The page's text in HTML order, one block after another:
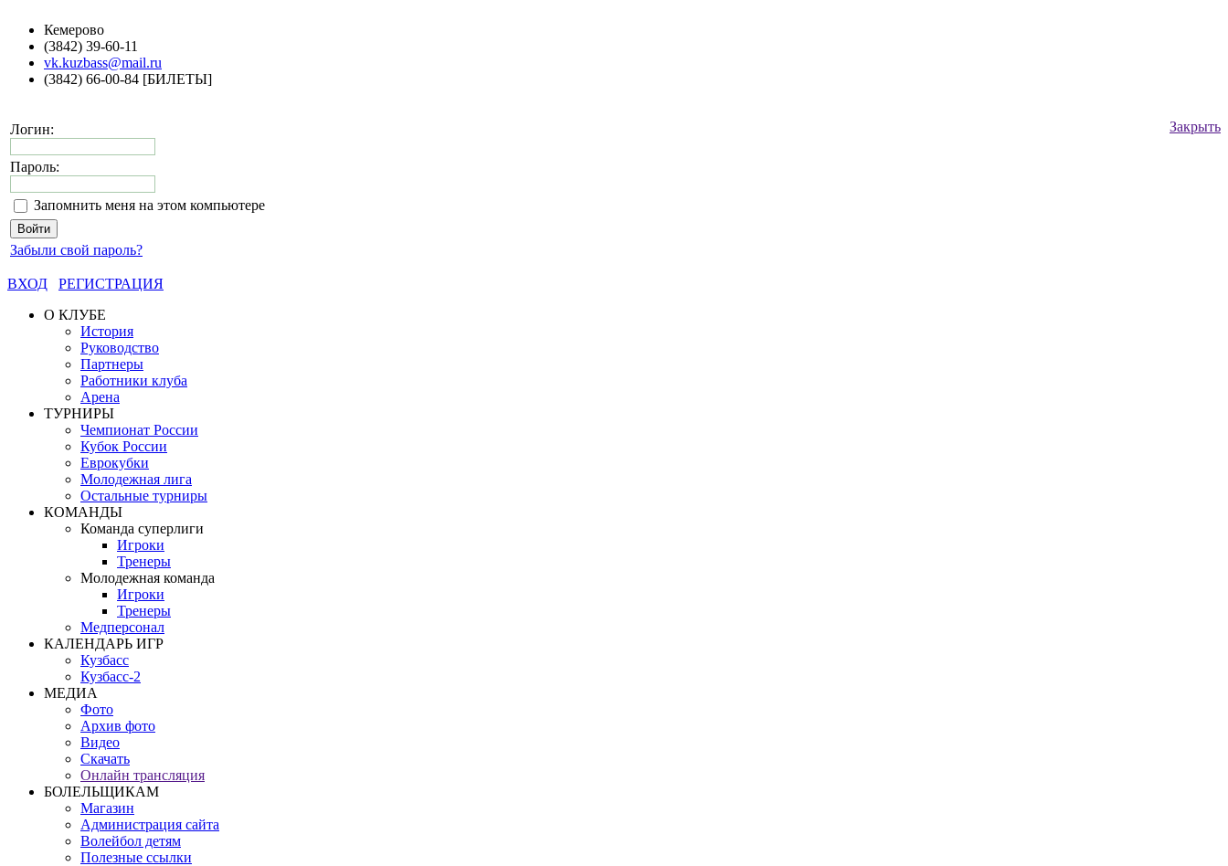
Кемерово
(3842) 39-60-11
vk.kuzbass@mail.ru
(3842) 66-00-84 [БИЛЕТЫ]
Закрыть
Логин:
Пароль:
Запомнить меня на этом компьютере
Забыли свой пароль?
ВХОД
РЕГИСТРАЦИЯ
О КЛУБЕ
История
Руководство
Партнеры
Работники клуба
Арена
ТУРНИРЫ
Чемпионат России
Кубок России
Еврокубки
Молодежная лига
Остальные турниры
КОМАНДЫ
Команда суперлиги
Игроки
Тренеры
Молодежная команда
Игроки
Тренеры
Медперсонал
КАЛЕНДАРЬ ИГР
Кузбасс
Кузбасс-2
МЕДИА
Фото
Архив фото
Видео
Скачать
Онлайн трансляция
БОЛЕЛЬЩИКАМ
Магазин
Администрация сайта
Волейбол детям
Полезные ссылки